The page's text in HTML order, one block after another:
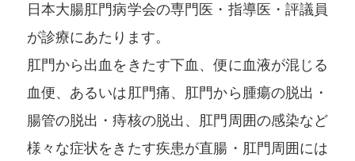
日本大腸肛門病学会の専門医・指導医・評議員
が診療にあたります。
肛門から出血をきたす下血、便に血液が混じる
血便、あるいは肛門痛、肛門から腫瘍の脱出・
腸管の脱出・痔核の脱出、肛門周囲の感染など
様々な症状をきたす疾患が直腸・肛門周囲には